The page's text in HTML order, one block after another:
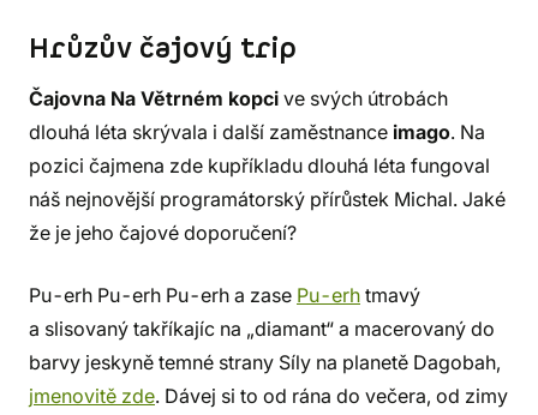
Hrůzův čajový trip
Čajovna Na Větrném kopci ve svých útrobách
dlouhá léta skrývala i další zaměstnance imago. Na
pozici čajmena zde kupříkladu dlouhá léta fungoval
náš nejnovější programátorský přírůstek Michal. Jaké
že je jeho čajové doporučení?
Pu-erh Pu-erh Pu-erh a zase Pu-erh tmavý
a slisovaný takříkajíc na „diamant“ a macerovaný do
barvy jeskyně temné strany Síly na planetě Dagobah,
jmenovitě zde. Dávej si to od rána do večera, od zimy